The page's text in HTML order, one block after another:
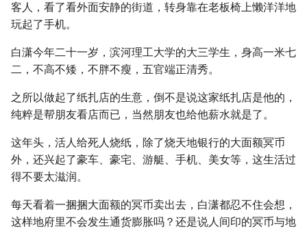
客人，看了看外面安静的街道，转身靠在老板椅上懒洋洋地
玩起了手机。
白潇今年二十一岁，滨河理工大学的大三学生，身高一米七
二，不高不矮，不胖不瘦，五官端正清秀。
之所以做起了纸扎店的生意，倒不是说这家纸扎店是他的，
纯粹是帮朋友看店而已，当然朋友也给他薪水就是了。
这年头，活人给死人烧纸，除了烧天地银行的大面额冥币
外，还兴起了豪车、豪宅、游艇、手机、美女等，这生活过
得不要太滋润。
每天看着一捆捆大面额的冥币卖出去，白潇都忍不住会想，
这样地府里不会发生通货膨胀吗？还是说人间印的冥币与地